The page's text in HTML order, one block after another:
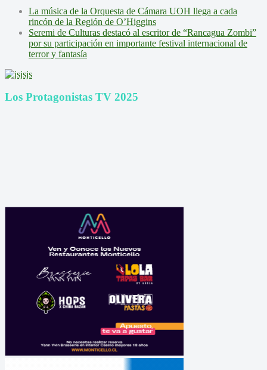
La música de la Orquesta de Cámara UOH llega a cada
rincón de la Región de O’Higgins
Seremi de Culturas destacó al escritor de “Rancagua Zombi”
por su participación en importante festival internacional de
terror y fantasía
Los Protagonistas TV 2025